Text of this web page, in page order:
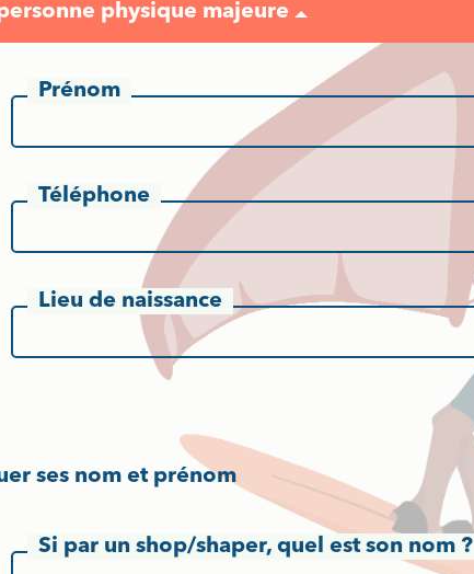
physique majeure
Prénom
Téléphone
Lieu de naissance
ses nom et prénom
Si par un shop/shaper, quel est son nom ?